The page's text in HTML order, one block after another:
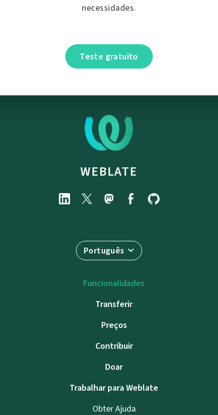
necessidades.
Teste gratuito
WEBLATE
Português
Funcionalidades
Transferir
Preços
Contribuir
Doar
Trabalhar para Weblate
Obter Ajuda